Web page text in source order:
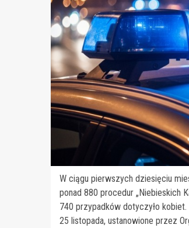
W ciągu pierwszych dziesięciu
ponad 880 procedur „Niebieskich
740 przypadków dotyczyło
25 listopada, ustanowione przez